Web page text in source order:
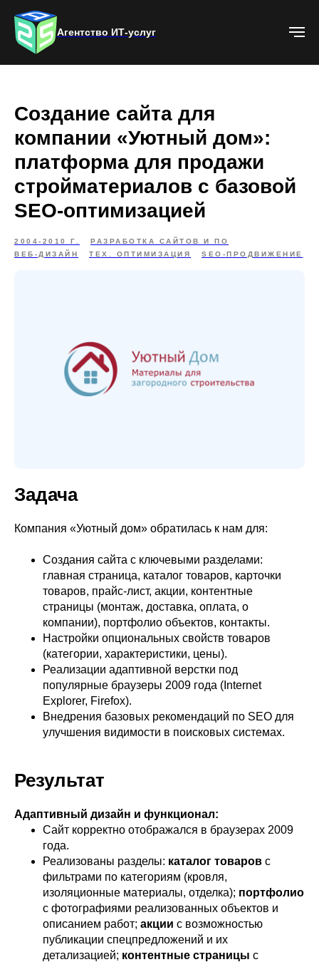
Агентство ИТ-услуг
Создание сайта для
компании «Уютный дом»:
платформа для продажи
стройматериалов с базовой
SEO-оптимизацией
2004-2010 Г.
РАЗРАБОТКА САЙТОВ И ПО
ВЕБ-ДИЗАЙН
ТЕХ. ОПТИМИЗАЦИЯ SEO-ПРОДВИЖЕНИЕ
Задача
Компания «Уютный дом» обратилась к нам для:
Создания сайта с ключевыми разделами:
главная страница, каталог товаров, карточки
товаров, прайс-лист, акции, контентные
страницы (монтаж, доставка, оплата, о
компании), портфолио объектов, контакты.
Настройки опциональных свойств товаров
(категории, характеристики, цены).
Реализации адаптивной верстки под
популярные браузеры 2009 года (Internet
Explorer, Firefox).
Внедрения базовых рекомендаций по SEO для
улучшения видимости в поисковых системах.
Результат
Адаптивный дизайн и функционал:
Сайт корректно отображался в браузерах 2009
года.
Реализованы разделы: каталог товаров с
фильтрами по категориям (кровля,
изоляционные материалы, отделка); портфолио
с фотографиями реализованных объектов и
описанием работ; акции с возможностью
публикации спецпредложений и их
детализацией; контентные страницы с